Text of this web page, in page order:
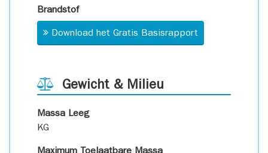
Brandstof
Download het Gratis Basisrapport
Gewicht & Milieu
Massa Leeg
KG